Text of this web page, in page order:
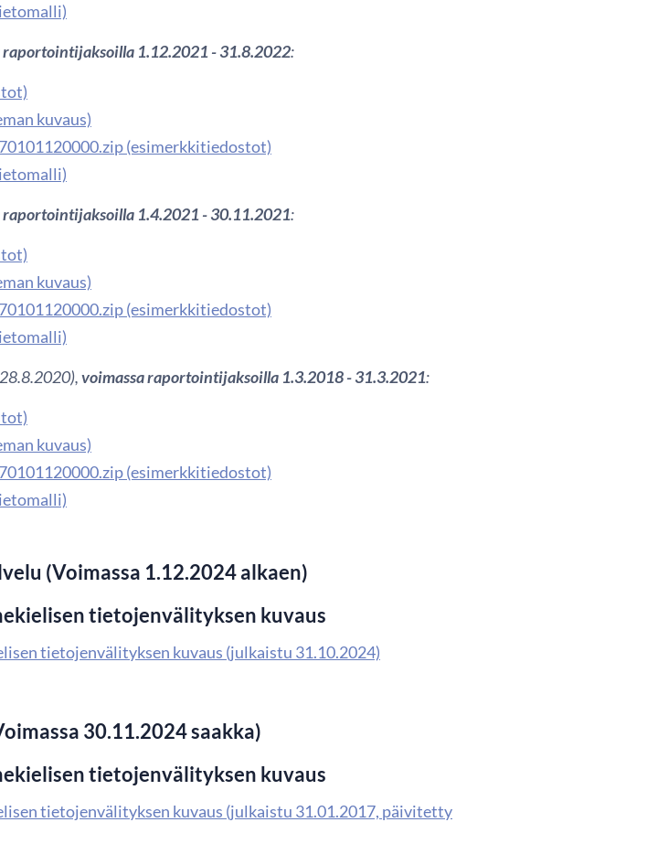
raportointijaksoilla 1.12.2021 - 31.8.2022:
kuvaus)
(esimerkkitiedostot)
raportointijaksoilla 1.4.2021 - 30.11.2021:
kuvaus)
(esimerkkitiedostot)
voimassa raportointijaksoilla 1.3.2018 - 31.3.2021:
kuvaus)
(esimerkkitiedostot)
(Voimassa 1.12.2024 alkaen)
tietojenvälityksen kuvaus
tietojenvälityksen kuvaus (julkaistu 31.10.2024)
30.11.2024 saakka)
tietojenvälityksen kuvaus
tietojenvälityksen kuvaus (julkaistu 31.01.2017, päivitetty